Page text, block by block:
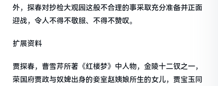
外，探春对抄检大观园这般不合理的事采取充分准备并正面
迎战，令人不得不敬服、不得不赞叹。
扩展资料
贾探春，曹雪芹所著《红楼梦》中人物，金陵十二钗之一，
荣国府贾政与奴婢出身的妾室赵姨娘所生的女儿，贾宝玉同